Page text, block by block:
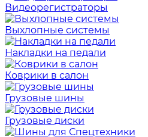
Видеорегистраторы
Выхлопные системы
Накладки на педали
Коврики в салон
Грузовые шины
Грузовые диски